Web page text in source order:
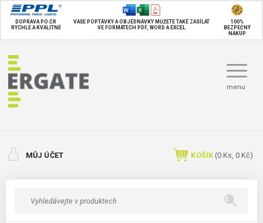
DOPRAVA PO ČR
RYCHLE A KVALITNĚ
VAŠE POPTÁVKY A OBJEDNÁVKY MŮŽETE TAKÉ ZASÍLAT
VE FORMÁTECH PDF, WORD A EXCEL
100%
BEZPEČNÝ
NÁKUP
menu
MŮJ ÚČET KOŠÍK (0 Ks, 0 Kč)